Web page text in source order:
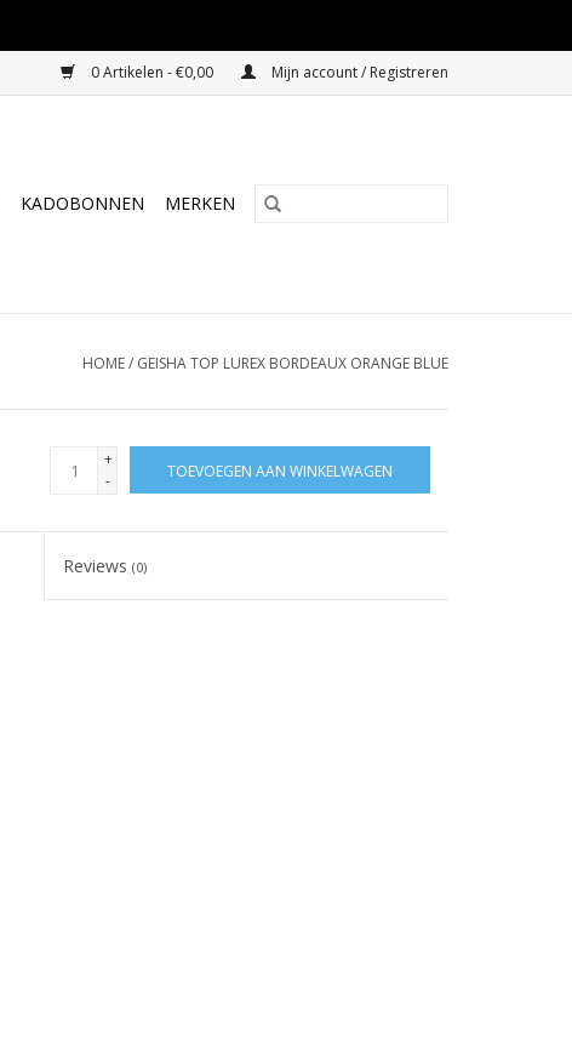
0 Artikelen - €0,00 Mijn account / Registreren
KADOBONNEN MERKEN
HOME/ GEISHA TOP LUREX BORDEAUX ORANGE BLUE
+
-
TOEVOEGEN AAN WINKELWAGEN
Reviews(0)